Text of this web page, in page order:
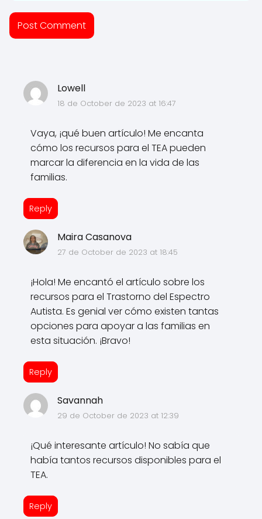
Lowell
18 de October de 2023 at 16:47
Vaya, ¡qué buen artículo! Me encanta
cómo los recursos para el TEA pueden
marcar la diferencia en la vida de las
familias.
Reply
Maira Casanova
27 de October de 2023 at 18:45
¡Hola! Me encantó el artículo sobre los
recursos para el Trastorno del Espectro
Autista. Es genial ver cómo existen tantas
opciones para apoyar a las familias en
esta situación. ¡Bravo!
Reply
Savannah
29 de October de 2023 at 12:39
¡Qué interesante artículo! No sabía que
había tantos recursos disponibles para el
TEA.
Reply